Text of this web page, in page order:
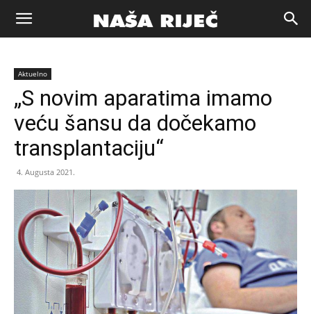
Naša
riječ
Zenica
Aktuelno
„S novim aparatima imamo
veću šansu da dočekamo
transplantaciju“
4. Augusta 2021.